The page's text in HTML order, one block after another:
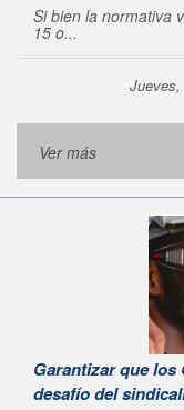
Si bien la normativa
15 o...
Jueves,
Ver más
Garantizar que los
desafío del